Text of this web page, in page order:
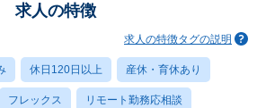
求人の特徴
求人の特徴タグの説明
休日120日以上 産休・育休あり
フレックス リモート勤務応相談